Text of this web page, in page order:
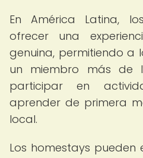
En América Latina,
ofrecer una
genuina, permitiendo a
un miembro más de
participar en
aprender de primera
local.
Los homestays